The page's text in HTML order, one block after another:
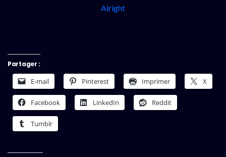
Alright
Partager :
E-mail Pinterest Imprimer X
Facebook LinkedIn Reddit
Tumblr